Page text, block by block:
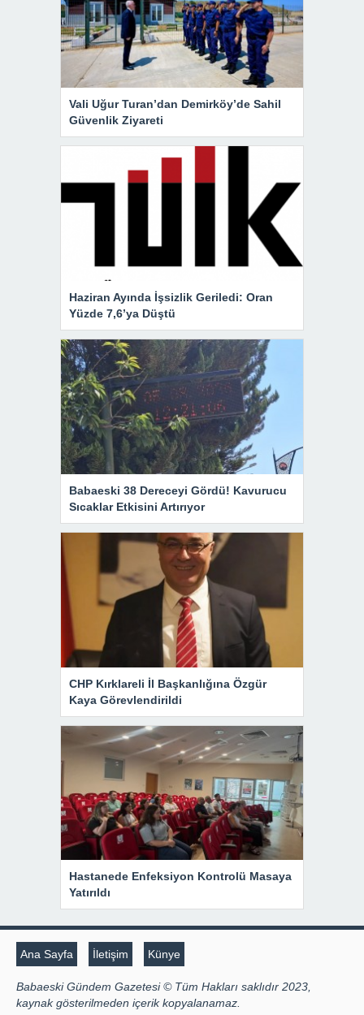
Vali Uğur Turan’dan Demirköy’de Sahil
Güvenlik Ziyareti
Haziran Ayında İşsizlik Geriledi: Oran
Yüzde 7,6’ya Düştü
Babaeski 38 Dereceyi Gördü! Kavurucu
Sıcaklar Etkisini Artırıyor
CHP Kırklareli İl Başkanlığına Özgür
Kaya Görevlendirildi
Hastanede Enfeksiyon Kontrolü Masaya
Yatırıldı
Ana Sayfa İletişim Künye
Babaeski Gündem Gazetesi © Tüm Hakları saklıdır 2023,
kaynak gösterilmeden içerik kopyalanamaz.